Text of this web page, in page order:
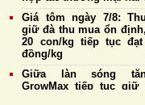
Giá tôm ngày 7/8:
giữ đà thu mua ổn
20 con/kg tiếp tục đạt
đồng/kg
Giữa làn sóng
GrowMax tiếp tục giữ